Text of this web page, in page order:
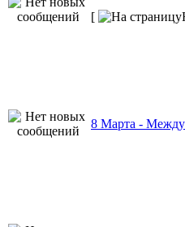
[
8 Марта -